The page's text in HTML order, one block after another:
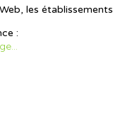
les
: